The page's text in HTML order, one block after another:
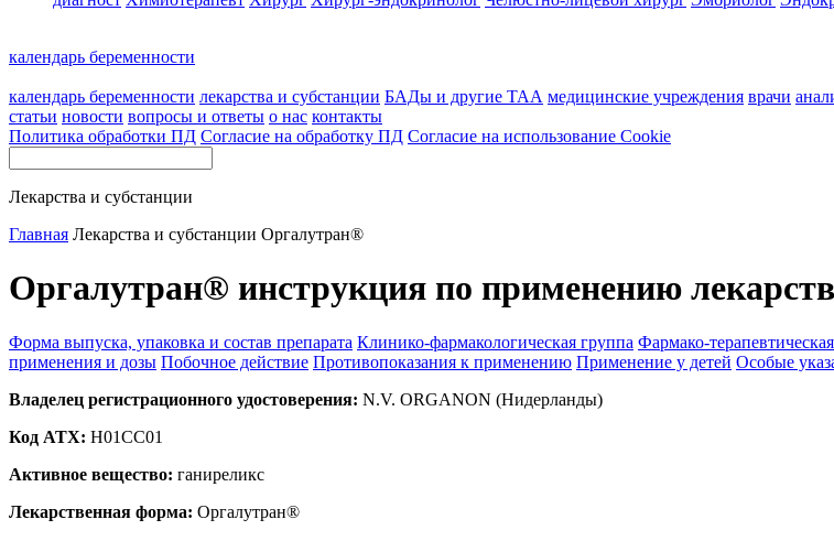
календарь беременности
календарь беременности лекарства и субстанции БАДы и другие ТАА медицинские учреждения врачи
статьи новости вопросы и ответы о нас контакты
Политика обработки ПД Согласие на обработку ПД Согласие на использование Cookie
Лекарства и субстанции
Главная Лекарства и субстанции Оргалутран®
Оргалутран® инструкция по применению
Форма выпуска, упаковка и состав препарата Клинико-фармакологическая группа Фармако-
применения и дозы Побочное действие Противопоказания к применению Применение у детей Особые
Владелец регистрационного удостоверения: N.V. ORGANON (Нидерланды)
Код ATX: H01CC01
Активное вещество: ганиреликс
Лекарственная форма: Оргалутран®